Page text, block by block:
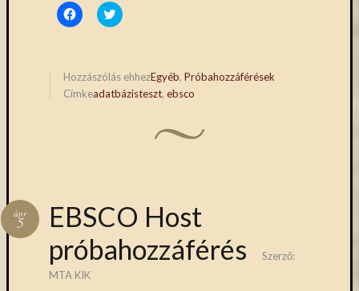
Click
to
in
new
window)
Click
to
in
new
window)
Hozzászólás ehhezEgyéb, Próbahozzáférések
Címkeadatbázisteszt, ebsco
EBSCO Host
próbahozzáférés
ápr
5
Szerző:
MTA KIK